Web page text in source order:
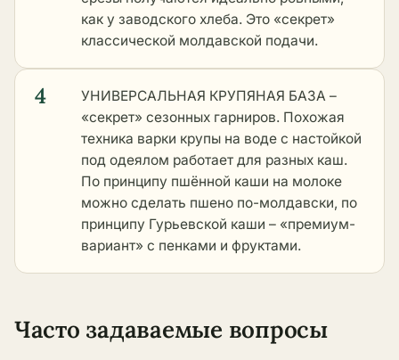
как у заводского хлеба. Это «секрет»
классической молдавской подачи.
4
УНИВЕРСАЛЬНАЯ КРУПЯНАЯ БАЗА –
«секрет» сезонных гарниров. Похожая
техника варки крупы на воде с настойкой
под одеялом работает для разных каш.
По принципу пшённой каши на молоке
можно сделать пшено по-молдавски, по
принципу Гурьевской каши – «премиум-
вариант» с пенками и фруктами.
Часто задаваемые вопросы